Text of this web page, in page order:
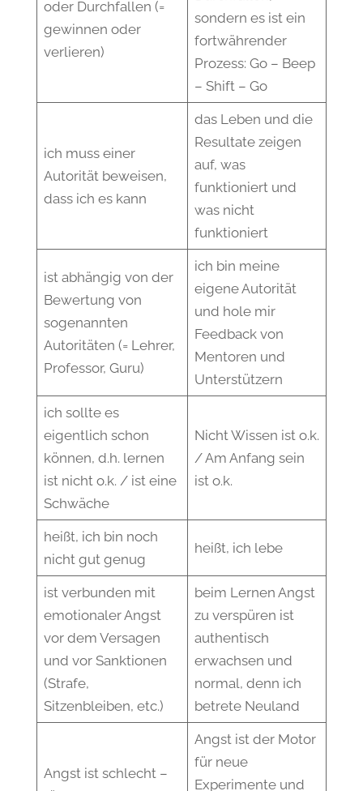
oder Durchfallen (=
gewinnen oder
verlieren)
sondern es ist ein
fortwährender
Prozess: Go – Beep
– Shift – Go
ich muss einer
Autorität beweisen,
dass ich es kann
das Leben und die
Resultate zeigen
auf, was
funktioniert und
was nicht
funktioniert
ist abhängig von der
Bewertung von
sogenannten
Autoritäten (= Lehrer,
Professor, Guru)
ich bin meine
eigene Autorität
und hole mir
Feedback von
Mentoren und
Unterstützern
ich sollte es
eigentlich schon
können, d.h. lernen
ist nicht o.k. / ist eine
Schwäche
Nicht Wissen ist o.k.
/ Am Anfang sein
ist o.k.
heißt, ich bin noch
nicht gut genug
heißt, ich lebe
ist verbunden mit
emotionaler Angst
vor dem Versagen
und vor Sanktionen
(Strafe,
Sitzenbleiben, etc.)
beim Lernen Angst
zu verspüren ist
authentisch
erwachsen und
normal, denn ich
betrete Neuland
Angst ist schlecht –
Angst ist der Motor
für neue
Experimente und